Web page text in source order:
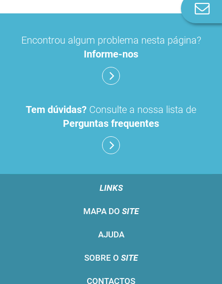
Encontrou algum problema nesta página?
Informe-nos
Tem dúvidas? Consulte a nossa lista de
Perguntas frequentes
LINKS
MAPA DO SITE
AJUDA
SOBRE O SITE
CONTACTOS